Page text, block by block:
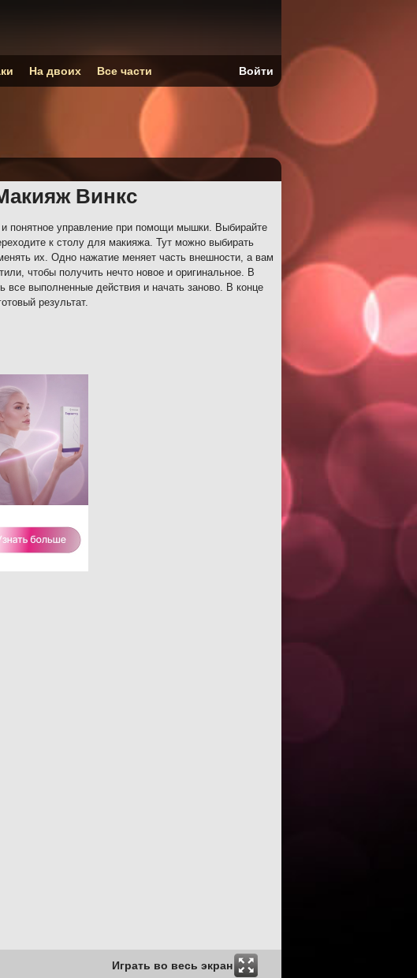
Винкс
понятное управление при помощи мышки. Выбирайте
к столу для макияжа. Тут можно выбирать
их. Одно нажатие меняет часть внешности, а вам
чтобы получить нечто новое и оригинальное. В
выполненные действия и начать заново. В конце
результат.
Играть во весь экран
На двоих Все части Войти